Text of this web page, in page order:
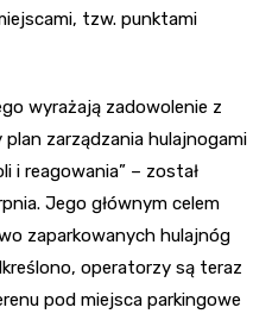
tzw. punktami
wyrażają zadowolenie z
zarządzania hulajnogami
i reagowania” – został
Jego głównym celem
zaparkowanych hulajnóg
operatorzy są teraz
pod miejsca parkingowe